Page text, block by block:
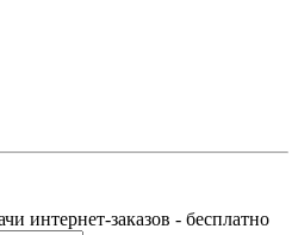
интернет-заказов - бесплатно